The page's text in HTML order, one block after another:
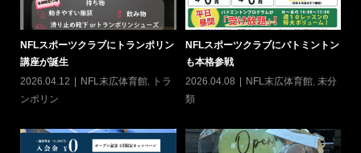
NFLスポーツクラブにトランポリン
講座が誕生
2026.04.12
NFL末広体育館, トラ
ンポリン
NFLスポーツクラブにバトミントン
も本格参戦
2026.04.08
NFL末広体育館, 未分
類